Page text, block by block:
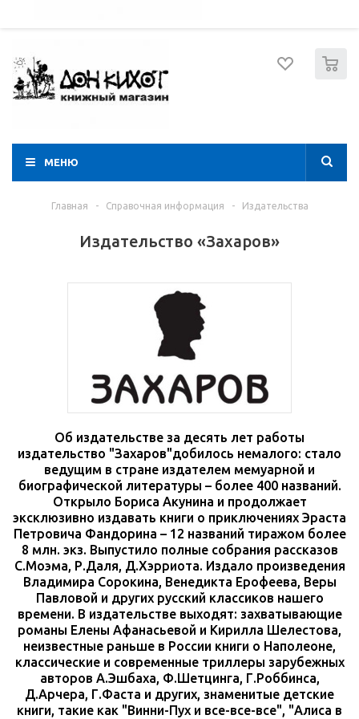
МЕНЮ
Главная - Справочная информация - Издательства
Издательство «Захаров»
Об издательстве за десять лет работы
издательство "Захаров"добилось немалого: стало
ведущим в стране издателем мемуарной и
биографической литературы – более 400 названий.
Открыло Бориса Акунина и продолжает
эксклюзивно издавать книги о приключениях Эраста
Петровича Фандорина – 12 названий тиражом более
8 млн. экз. Выпустило полные собрания рассказов
С.Моэма, Р.Даля, Д.Хэрриота. Издало произведения
Владимира Сорокина, Венедикта Ерофеева, Веры
Павловой и других русский классиков нашего
времени. В издательстве выходят: захватывающие
романы Елены Афанасьевой и Кирилла Шелестова,
неизвестные раньше в России книги о Наполеоне,
классические и современные триллеры зарубежных
авторов А.Эшбаха, Ф.Шетцинга, Г.Роббинса,
Д.Арчера, Г.Фаста и других, знаменитые детские
книги, такие как "Винни-Пух и все-все-все", "Алиса в